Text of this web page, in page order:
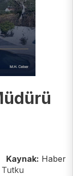
Kaynak: Haber